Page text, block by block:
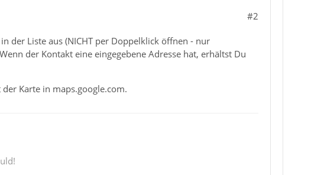
#2
der Liste aus (NICHT per Doppelklick öffnen - nur
der Kontakt eine eingegebene Adresse hat, erhältst Du
Karte in maps.google.com.